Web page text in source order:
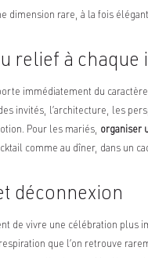
dimension rare, à la fois
relief à chaque
immédiatement du caractère
invités, l’architecture, les
Pour les mariés, organiser
comme au dîner, dans un
déconnexion
de vivre une célébration plus
que l’on retrouve